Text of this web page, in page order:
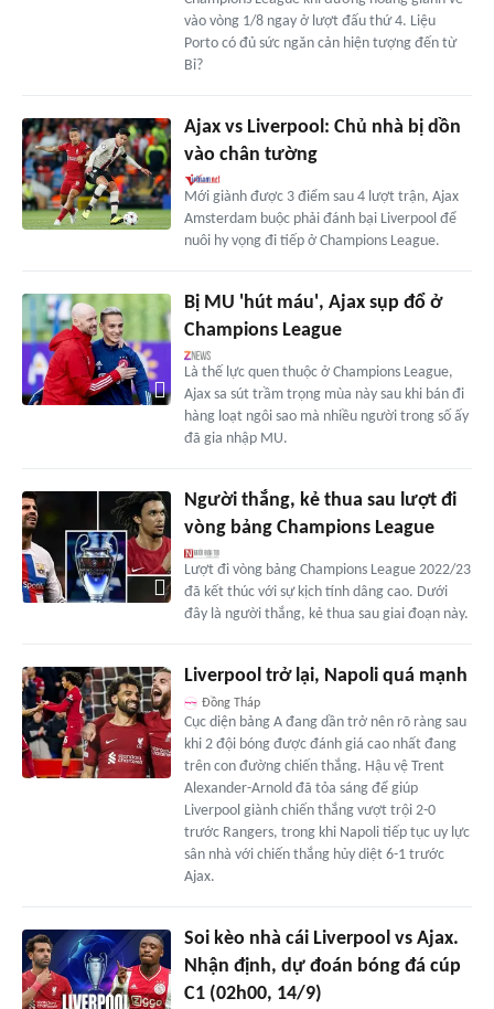
vào vòng 1/8 ngay ở lượt đấu thứ 4. Liệu
Porto có đủ sức ngăn cản hiện tượng đến từ
Bỉ?
Ajax vs Liverpool: Chủ nhà bị dồn
vào chân tường
Mới giành được 3 điểm sau 4 lượt trận, Ajax
Amsterdam buộc phải đánh bại Liverpool để
nuôi hy vọng đi tiếp ở Champions League.
Bị MU 'hút máu', Ajax sụp đổ ở
Champions League
Là thế lực quen thuộc ở Champions League,
Ajax sa sút trầm trọng mùa này sau khi bán đi
hàng loạt ngôi sao mà nhiều người trong số ấy
đã gia nhập MU.
Người thắng, kẻ thua sau lượt đi
vòng bảng Champions League
Lượt đi vòng bảng Champions League 2022/23
đã kết thúc với sự kịch tính dâng cao. Dưới
đây là người thắng, kẻ thua sau giai đoạn này.
Liverpool trở lại, Napoli quá mạnh
Đồng Tháp
Cục diện bảng A đang dần trở nên rõ ràng sau
khi 2 đội bóng được đánh giá cao nhất đang
trên con đường chiến thắng. Hậu vệ Trent
Alexander-Arnold đã tỏa sáng để giúp
Liverpool giành chiến thắng vượt trội 2-0
trước Rangers, trong khi Napoli tiếp tục uy lực
sân nhà với chiến thắng hủy diệt 6-1 trước
Ajax.
Soi kèo nhà cái Liverpool vs Ajax.
Nhận định, dự đoán bóng đá cúp
C1 (02h00, 14/9)